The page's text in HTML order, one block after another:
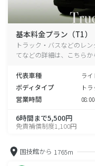
基本料金プラン（T1）
トラック・バスなどのレ
てなどの詳細は、こちらか
代表車種 ラ
ボディタイプ ト
営業時間
6時間まで5,500円
免責補償制度1,100円
国技館から 1765m